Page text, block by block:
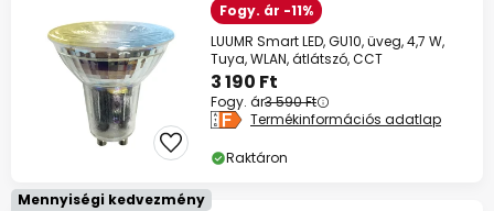
Fogy. ár -11%
LUUMR Smart LED, GU10, üveg, 4,7 W,
Tuya, WLAN, átlátszó, CCT
3 190 Ft
Fogy. ár3 590 Ft
Termékinformációs adatlap
Raktáron
Mennyiségi kedvezmény